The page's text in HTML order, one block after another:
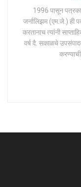
1996 पासून
जर्नालिझम (एम.जे.) ही
करतानाच त्यांनी
वर्ष दै. सकाळचे